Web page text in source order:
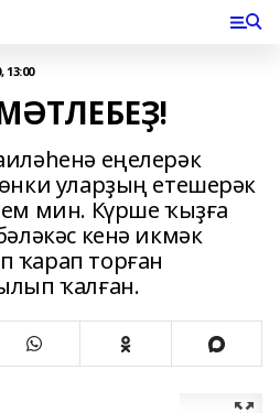
13:00
еңелерәк
уларҙың етешерәк
мин. Күрше ҡыҙға
кенә икмәк
ҡарап торған
ҡалған.